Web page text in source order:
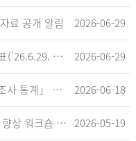
료 공개 알림 2026-06-29
「2023 퇴원손상통계」 정오표('26.6.29. 기준) 2026-06-29
「2025 상반기 급성심장정지조사 통계」 공표 2026-06-18
제9차 급성심장정지 구급품질 향상 워크숍 개최 안내 2026-05-19